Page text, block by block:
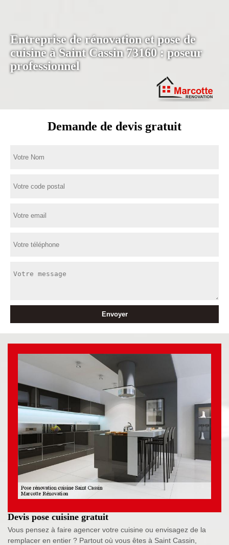
Entreprise de rénovation et pose de
cuisine à Saint Cassin 73160 : poseur
professionnel
Demande de devis gratuit
Devis pose cuisine gratuit
Vous pensez à faire agencer votre cuisine ou envisagez de la
remplacer en entier ? Partout où vous êtes à Saint Cassin,